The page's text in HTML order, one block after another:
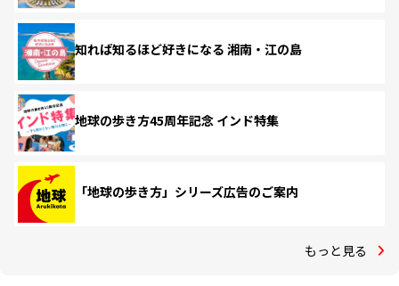
知れば知るほど好きになる 湘南・江の島
地球の歩き方45周年記念 インド特集
「地球の歩き方」シリーズ広告のご案内
もっと見る